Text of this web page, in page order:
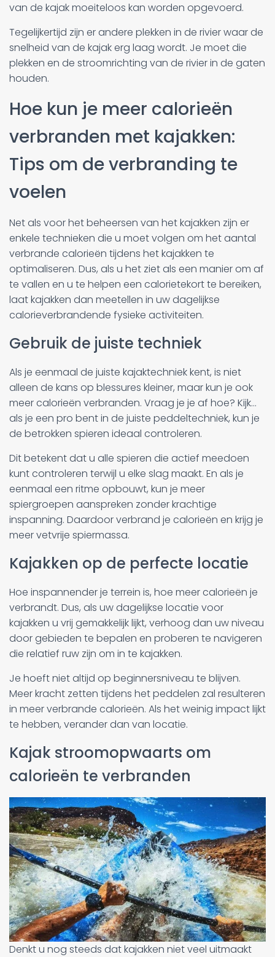
van de kajak moeiteloos kan worden opgevoerd.
Tegelijkertijd zijn er andere plekken in de rivier waar de
snelheid van de kajak erg laag wordt. Je moet die
plekken en de stroomrichting van de rivier in de gaten
houden.
Hoe kun je meer calorieën
verbranden met kajakken:
Tips om de verbranding te
voelen
Net als voor het beheersen van het kajakken zijn er
enkele technieken die u moet volgen om het aantal
verbrande calorieën tijdens het kajakken te
optimaliseren. Dus, als u het ziet als een manier om af
te vallen en u te helpen een calorietekort te bereiken,
laat kajakken dan meetellen in uw dagelijkse
calorieverbrandende fysieke activiteiten.
Gebruik de juiste techniek
Als je eenmaal de juiste kajaktechniek kent, is niet
alleen de kans op blessures kleiner, maar kun je ook
meer calorieën verbranden. Vraag je je af hoe? Kijk...
als je een pro bent in de juiste peddeltechniek, kun je
de betrokken spieren ideaal controleren.
Dit betekent dat u alle spieren die actief meedoen
kunt controleren terwijl u elke slag maakt. En als je
eenmaal een ritme opbouwt, kun je meer
spiergroepen aanspreken zonder krachtige
inspanning. Daardoor verbrand je calorieën en krijg je
meer vetvrije spiermassa.
Kajakken op de perfecte locatie
Hoe inspannender je terrein is, hoe meer calorieën je
verbrandt. Dus, als uw dagelijkse locatie voor
kajakken u vrij gemakkelijk lijkt, verhoog dan uw niveau
door gebieden te bepalen en proberen te navigeren
die relatief ruw zijn om in te kajakken.
Je hoeft niet altijd op beginnersniveau te blijven.
Meer kracht zetten tijdens het peddelen zal resulteren
in meer verbrande calorieën. Als het weinig impact lijkt
te hebben, verander dan van locatie.
Kajak stroomopwaarts om
calorieën te verbranden
Denkt u nog steeds dat kajakken niet veel uitmaakt